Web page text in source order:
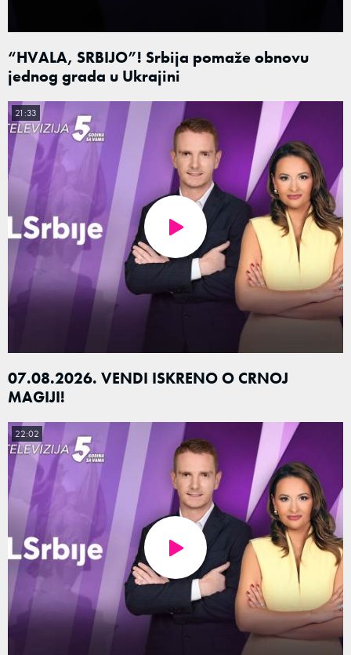
“HVALA, SRBIJO”! Srbija pomaže obnovu
jednog grada u Ukrajini
07.08.2026. VENDI ISKRENO O CRNOJ
MAGIJI!
21:33
22:02